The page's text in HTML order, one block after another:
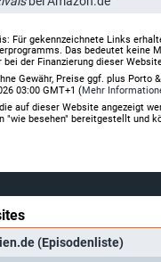
Für gekennzeichnete Links
Das bedeutet keine
der Finanzierung dieser
Gewähr, Preise ggf. plus Porto
03:00 GMT+1 (Mehr
auf dieser Website angezeigt
"wie besehen" bereitgestellt und
(Episodenliste)